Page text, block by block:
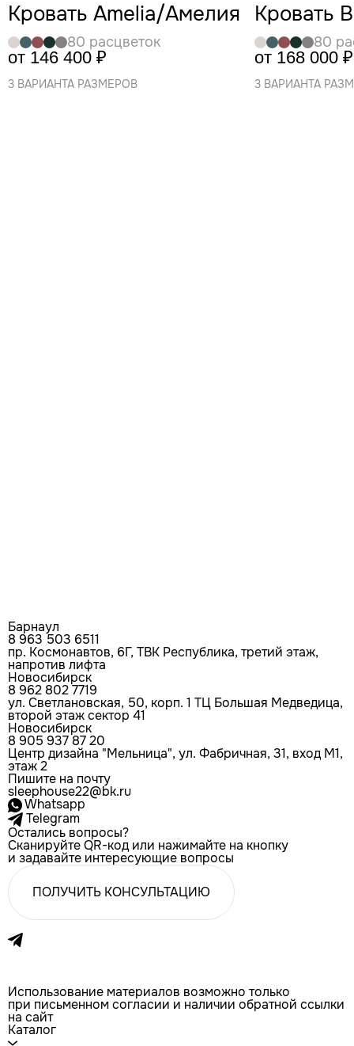
Кровать Amelia/Амелия
80 расцветок
от 146 400 ₽
3 ВАРИАНТА РАЗМЕРОВ
Кровать
80
от 168 000 ₽
3 ВАРИАНТА
Барнаул
8 963 503 6511
пр. Космонавтов, 6Г, ТВК Республика, третий этаж,
напротив лифта
Новосибирск
8 962 802 7719
ул. Светлановская, 50, корп. 1 ТЦ Большая Медведица,
второй этаж сектор 41
Новосибирск
8 905 937 87 20
Центр дизайна "Мельница", ул. Фабричная, 31, вход М1,
этаж 2
Пишите на почту
sleephouse22@bk.ru
Whatsapp
Telegram
Остались вопросы?
Сканируйте QR-код или нажимайте на кнопку
и задавайте интересующие вопросы
ПОЛУЧИТЬ КОНСУЛЬТАЦИЮ
Использование материалов возможно только
при письменном согласии и наличии обратной ссылки
на сайт
Каталог